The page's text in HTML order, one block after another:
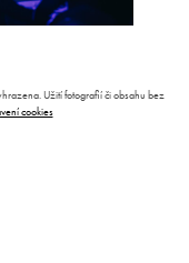
Užití fotografií či obsahu bez
cookies